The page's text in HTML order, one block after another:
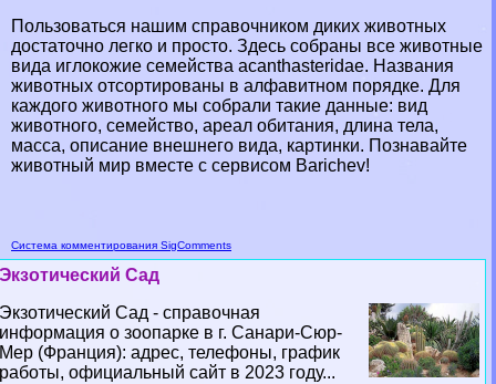
Пользоваться нашим справочником диких животных
достаточно легко и просто. Здесь собраны все животные
вида иглокожие семейства acanthasteridae. Названия
животных отсортированы в алфавитном порядке. Для
каждого животного мы собрали такие данные: вид
животного, семейство, ареал обитания, длина тела,
масса, описание внешнего вида, картинки. Познавайте
животный мир вместе с сервисом Barichev!
Система комментирования SigComments
Экзотический Сад
Экзотический Сад - справочная
информация о зоопарке в г. Санари-Сюр-
Мер (Франция): адрес, телефоны, график
работы, официальный сайт в 2023 году...